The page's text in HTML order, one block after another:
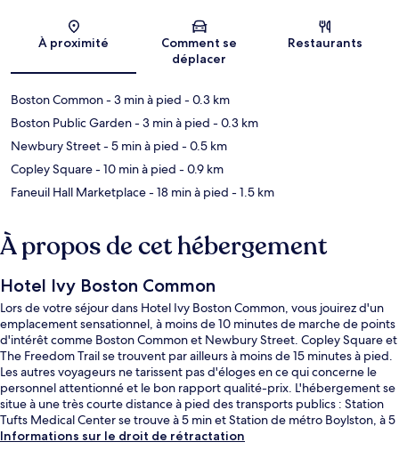
Carte
À proximité
Comment se
déplacer
Restaurants
Boston Common- 3 min à pied - 0.3 km
Boston Public Garden- 3 min à pied - 0.3 km
Newbury Street- 5 min à pied - 0.5 km
Copley Square- 10 min à pied - 0.9 km
Faneuil Hall Marketplace- 18 min à pied - 1.5 km
À propos de cet hébergement
Hotel Ivy Boston Common
Lors de votre séjour dans Hotel Ivy Boston Common, vous jouirez d'un
emplacement sensationnel, à moins de 10 minutes de marche de points
d'intérêt comme Boston Common et Newbury Street. Copley Square et
The Freedom Trail se trouvent par ailleurs à moins de 15 minutes à pied.
Les autres voyageurs ne tarissent pas d'éloges en ce qui concerne le
personnel attentionné et le bon rapport qualité-prix. L'hébergement se
situe à une très courte distance à pied des transports publics : Station
Tufts Medical Center se trouve à 5 min et Station de métro Boylston, à 5
min.
Informations sur le droit de rétractation